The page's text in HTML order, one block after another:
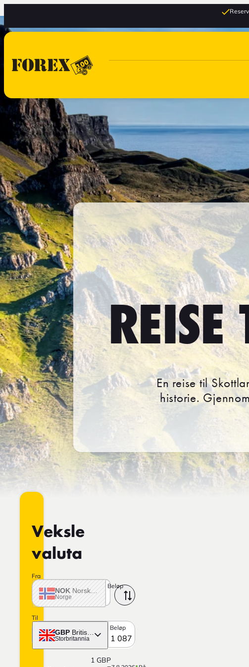
REISE
En reise til
historie.
Veksle
valuta
Fra
NOK Norske krone
Norge
Beløp
Til
GBP Britisk pund
Storbritannia
Beløp
1 GBP